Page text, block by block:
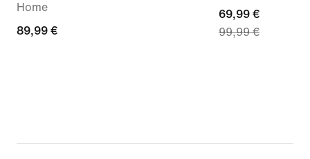
Home
89,99 €
89,99 €
current
price
69,99 €
99,99 €